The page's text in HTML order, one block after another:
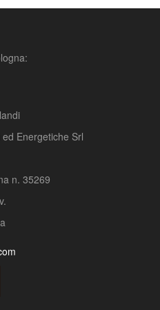
Energetiche Srl
n. 35269